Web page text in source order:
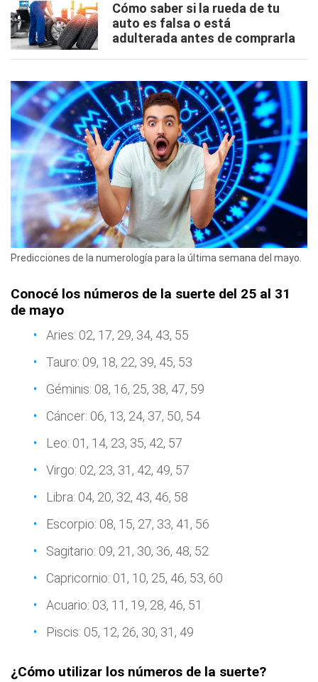
Cómo saber si la rueda de tu
auto es falsa o está
adulterada antes de comprarla
Predicciones de la numerología para la última semana del mayo.
Conocé los números de la suerte del 25 al 31
de mayo
Aries: 02, 17, 29, 34, 43, 55
Tauro: 09, 18, 22, 39, 45, 53
Géminis: 08, 16, 25, 38, 47, 59
Cáncer: 06, 13, 24, 37, 50, 54
Leo: 01, 14, 23, 35, 42, 57
Virgo: 02, 23, 31, 42, 49, 57
Libra: 04, 20, 32, 43, 46, 58
Escorpio: 08, 15, 27, 33, 41, 56
Sagitario: 09, 21, 30, 36, 48, 52
Capricornio: 01, 10, 25, 46, 53, 60
Acuario: 03, 11, 19, 28, 46, 51
Piscis: 05, 12, 26, 30, 31, 49
¿Cómo utilizar los números de la suerte?